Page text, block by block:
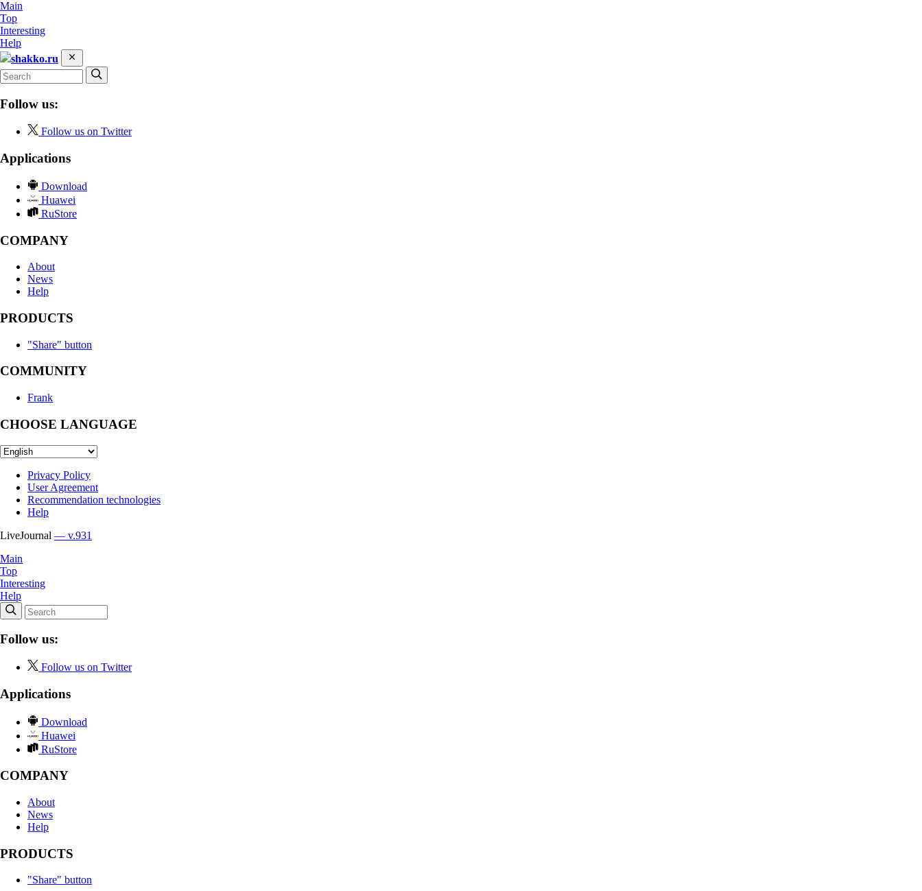
Main
Top
Interesting
Help
shakko.ru
Follow us:
Follow us on Twitter
Applications
Download
Huawei
RuStore
COMPANY
About
News
Help
PRODUCTS
"Share" button
COMMUNITY
Frank
CHOOSE LANGUAGE
Privacy Policy
User Agreement
Recommendation technologies
Help
LiveJournal — v.931
Main
Top
Interesting
Help
Follow us:
Follow us on Twitter
Applications
Download
Huawei
RuStore
COMPANY
About
News
Help
PRODUCTS
"Share" button